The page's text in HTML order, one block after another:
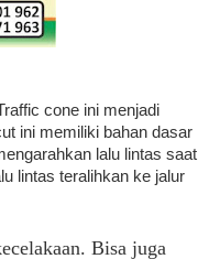
cone ini menjadi
ini memiliki bahan dasar
lalu lintas saat
lintas teralihkan ke jalur
Bisa juga